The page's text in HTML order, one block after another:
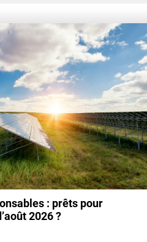
: prêts pour
2026 ?